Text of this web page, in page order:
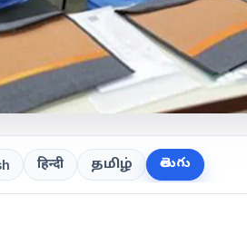
हिन्दी தமிழ் తెలుగు